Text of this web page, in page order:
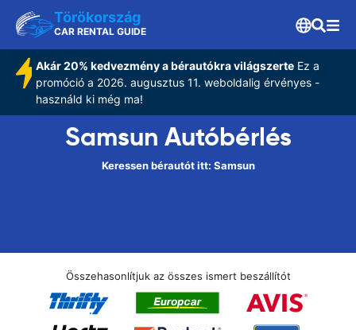
Törökország
CAR RENTAL GUIDE
Akár 20% kedvezmény a bérautókra világszerteEz a
promóció a 2026. augusztus 11. weboldalig érvényes -
használd ki még ma!
Samsun Autóbérlés
Keressen bérautót itt: Samsun
Összehasonlítjuk az összes ismert beszállítót